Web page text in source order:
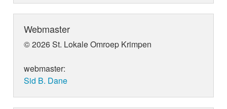
Webmaster
© 2026 St. Lokale Omroep Krimpen
webmaster:
Sid B. Dane